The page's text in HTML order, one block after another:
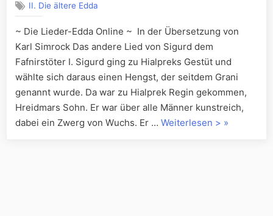
Gripirs
II. Die ältere Edda
~ Die Lieder-Edda Online ~ In der Übersetzung von
Karl Simrock Das andere Lied von Sigurd dem
Fafnirstöter I. Sigurd ging zu Hialpreks Gestüt und
wählte sich daraus einen Hengst, der seitdem Grani
genannt wurde. Da war zu Hialprek Regin gekommen,
Hreidmars Sohn. Er war über alle Männer kunstreich,
dabei ein Zwerg von Wuchs. Er … Weiterlesen > „Das
»